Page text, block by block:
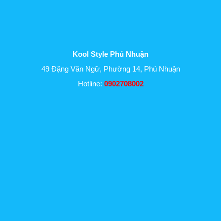
Kool Style Phú Nhuận
49 Đặng Văn Ngữ, Phường 14, Phú Nhuận
Hotline: 0902708002